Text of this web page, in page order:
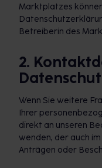
Marktplatzes
Betreiberin des
2.
Wenn Sie weitere
Ihrer
direkt an unseren
wenden, der auch
Anträgen oder